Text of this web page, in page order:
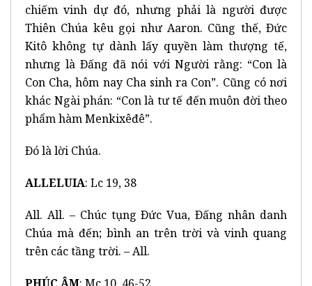
chiếm vinh dự đó, nhưng phải là người được
Thiên Chúa kêu gọi như Aaron. Cũng thế, Ðức
Kitô không tự dành lấy quyền làm thượng tế,
nhưng là Ðấng đã nói với Người rằng: “Con là
Con Cha, hôm nay Cha sinh ra Con”. Cũng có nơi
khác Ngài phán: “Con là tư tế đến muôn đời theo
phẩm hàm Menkixêđê”.
Ðó là lời Chúa.
ALLELUIA: Lc 19, 38
All. All. – Chúc tụng Ðức Vua, Ðấng nhân danh
Chúa mà đến; bình an trên trời và vinh quang
trên các tầng trời. – All.